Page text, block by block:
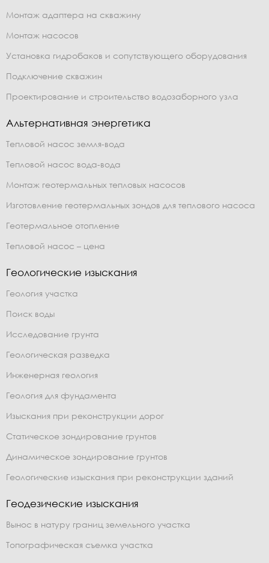
Монтаж адаптера на скважину
Монтаж насосов
Установка гидробаков и сопутствующего оборудования
Подключение скважин
Проектирование и строительство водозаборного узла
Альтернативная энергетика
Тепловой насос земля-вода
Тепловой насос вода-вода
Монтаж геотермальных тепловых насосов
Изготовление геотермальных зондов для теплового насоса
Геотермальное отопление
Тепловой насос – цена
Геологические изыскания
Геология участка
Поиск воды
Исследование грунта
Геологическая разведка
Инженерная геология
Геология для фундамента
Изыскания при реконструкции дорог
Статическое зондирование грунтов
Динамическое зондирование грунтов
Геологические изыскания при реконструкции зданий
Геодезические изыскания
Вынос в натуру границ земельного участка
Топографическая съемка участка